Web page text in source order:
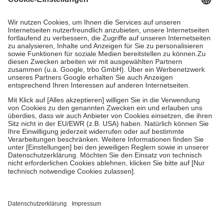
Kosten dafür, der Versicherte trägt einen Teil davon als Zuzahlung
Grundsätzlich leisten Mitglieder Zuzahlungen in Höhe von zehn
Prozent des Abgabepreises,mindestens jedochfünf Euround
höchstens zehn Euro.Es sind jedoch nie mehr als die tatsächlichen
Kosten der Leistung zu entrichten.
Diese Regeln gelten grundsätzlich auch für Online-Apotheken.
Bei Heilmitteln und häuslicher Krankenpflege beträgt die
Zuzahlung zehn Prozent der Kosten sowie zehn Euro je
Verordnung.
Um das Engagement der Versicherten für ihre eigene Gesundheit zu
stärken und die besondere Stellung der Familie zu unterstützen,
fallenkeine Zuzahlungenan bei:
• Kindern und Jugendlichen bis zum vollendeten 18. Lebensjahr
mit Ausnahme der Fahrkosten
• Untersuchungen zur Vorsorge und Früherkennung, die von der
GKV getragen werden